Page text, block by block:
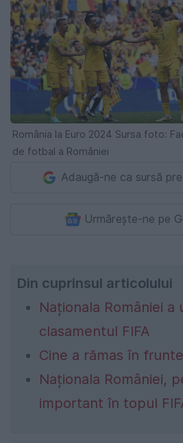
România la Euro 2024 Sursa foto:
de fotbal a României
Adaugă-ne ca sursă
Urmărește-ne pe
Din cuprinsul articolului
Naționala României a
clasamentul FIFA
Cine a rămas în
Naționala României,
important în topul